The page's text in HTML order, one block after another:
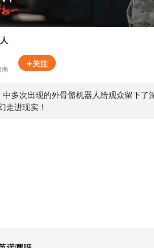
商
+关注
多次出现的外骨骼机器人给观众留下
走进现实！